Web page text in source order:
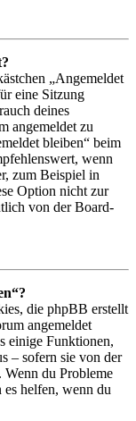
„Angemeldet
eine Sitzung
deines
angemeldet zu
bleiben“ beim
wenn
zum Beispiel in
Option nicht zur
von der Board-
die phpBB erstellt
angemeldet
einige Funktionen,
– sofern sie von der
du Probleme
helfen, wenn du